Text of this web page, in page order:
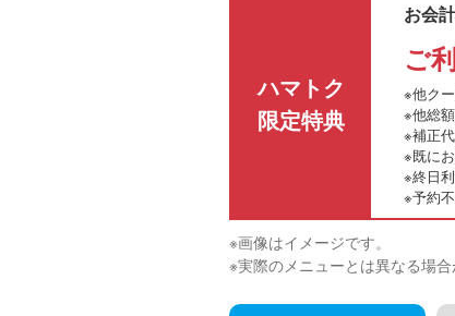
ハマトク
限定特典
お会
ご
※他ク
※他総
※補正
※既に
※終日
※予約
※画像はイメージです。
※実際のメニューとは異なる場